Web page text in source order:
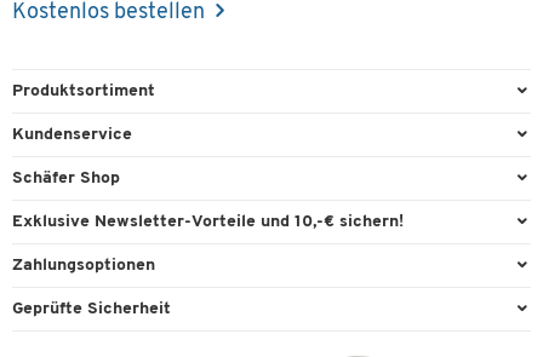
Kostenlos bestellen
Produktsortiment
Büroausstattung
Reinigung & Hygiene
Technik
Kundenservice
Direktbestellung
Kontaktformulare
Lieferinformationen
Schäfer Shop
Services & Leistungen
Workplace Solutions
Exklusive Newsletter-Vorteile und 10,-€ sichern!
Willkommensgutschein
Zahlungsoptionen
Paypal
Geprüfte Sicherheit